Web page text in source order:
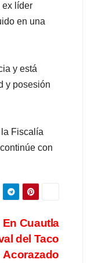
ex líder
en una
y está
y posesión
Fiscalía
con
En Cuautla
del Taco
Acorazado